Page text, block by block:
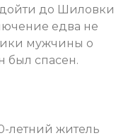
до Шиловки
едва не
мужчины о
спасен.
летний житель